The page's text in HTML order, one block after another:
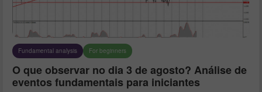
Fundamental analysis For beginners
O que observar no dia 3 de agosto? Análise de
eventos fundamentais para iniciantes